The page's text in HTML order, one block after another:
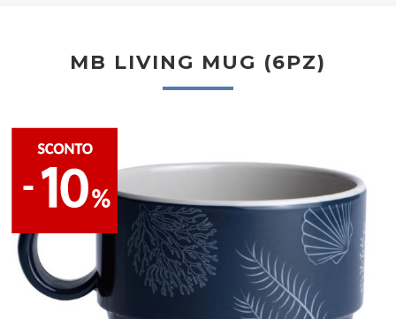
MB LIVING MUG (6PZ)